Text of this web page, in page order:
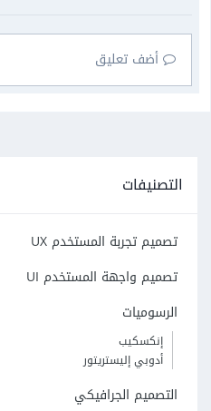
أضف تعليق
التصنيفات
تصميم تجربة المستخدم UX
تصميم واجهة المستخدم UI
الرسوميات
إنكسكيب
أدوبي إليستريتور
التصميم الجرافيكي